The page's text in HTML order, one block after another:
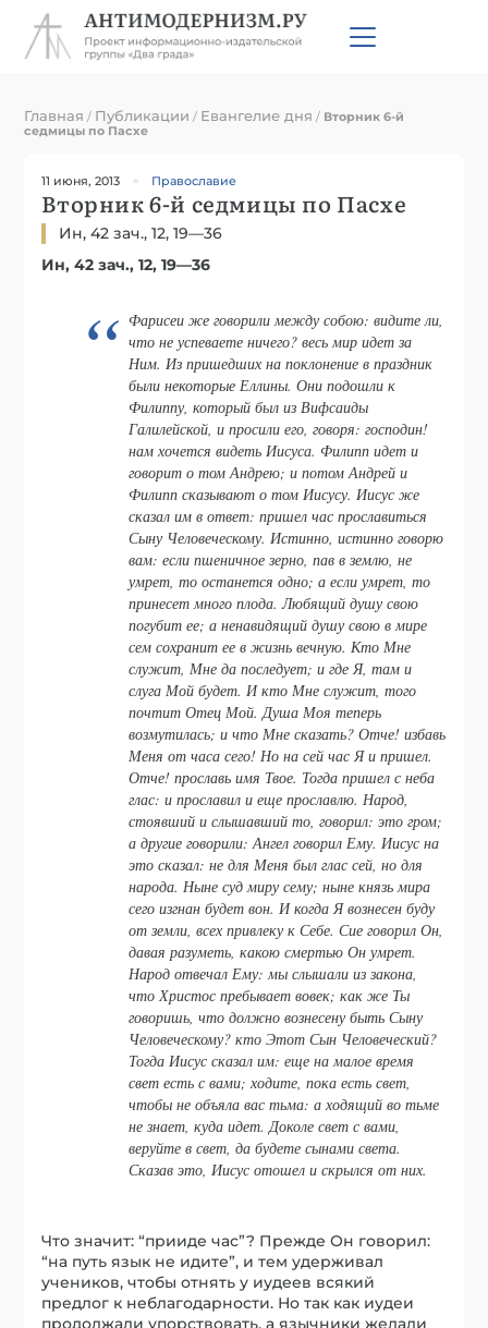
Главная / Публикации / Евангелие дня / Вторник 6-й
седмицы по Пасхе
11 июня, 2013 Православие
Вторник 6-й седмицы по Пасхе
Ин, 42 зач., 12, 19—36
Ин, 42 зач., 12, 19—36
Фарисеи же говорили между собою: видите ли,
что не успеваете ничего? весь мир идет за
Ним. Из пришедших на поклонение в праздник
были некоторые Еллины. Они подошли к
Филиппу, который был из Вифсаиды
Галилейской, и просили его, говоря: господин!
нам хочется видеть Иисуса. Филипп идет и
говорит о том Андрею; и потом Андрей и
Филипп сказывают о том Иисусу. Иисус же
сказал им в ответ: пришел час прославиться
Сыну Человеческому. Истинно, истинно говорю
вам: если пшеничное зерно, пав в землю, не
умрет, то останется одно; а если умрет, то
принесет много плода. Любящий душу свою
погубит ее; а ненавидящий душу свою в мире
сем сохранит ее в жизнь вечную. Кто Мне
служит, Мне да последует; и где Я, там и
слуга Мой будет. И кто Мне служит, того
почтит Отец Мой. Душа Моя теперь
возмутилась; и что Мне сказать? Отче! избавь
Меня от часа сего! Но на сей час Я и пришел.
Отче! прославь имя Твое. Тогда пришел с неба
глас: и прославил и еще прославлю. Народ,
стоявший и слышавший то, говорил: это гром;
а другие говорили: Ангел говорил Ему. Иисус на
это сказал: не для Меня был глас сей, но для
народа. Ныне суд миру сему; ныне князь мира
сего изгнан будет вон. И когда Я вознесен буду
от земли, всех привлеку к Себе. Сие говорил Он,
давая разуметь, какою смертью Он умрет.
Народ отвечал Ему: мы слышали из закона,
что Христос пребывает вовек; как же Ты
говоришь, что должно вознесену быть Сыну
Человеческому? кто Этот Сын Человеческий?
Тогда Иисус сказал им: еще на малое время
свет есть с вами; ходите, пока есть свет,
чтобы не объяла вас тьма: а ходящий во тьме
не знает, куда идет. Доколе свет с вами,
веруйте в свет, да будете сынами света.
Сказав это, Иисус отошел и скрылся от них.
Что значит: “прииде час”? Прежде Он говорил:
“на путь язык не идите”, и тем удерживал
учеников, чтобы отнять у иудеев всякий
предлог к неблагодарности. Но так как иудеи
продолжали упорствовать, а язычники желали